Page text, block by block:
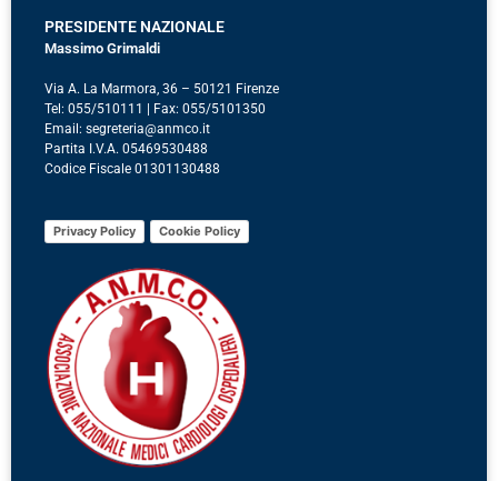
PRESIDENTE NAZIONALE
Massimo Grimaldi
Via A. La Marmora, 36 – 50121 Firenze
Tel: 055/510111 | Fax: 055/5101350
Email: segreteria@anmco.it
Partita I.V.A. 05469530488
Codice Fiscale 01301130488
Privacy Policy Cookie Policy